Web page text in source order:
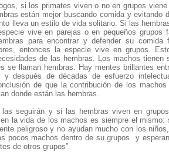
si los primates viven o no en grupos viene
están mejor buscando comida y evitando
lleva un estilo de vida solitario. Si las
vive en parejas o en pequeños grupos
para encontrar y defender su
entonces la especie vive en grupos.
de las hembras. Los machos tienen
se llaman hembras. Hay mentes brillantes
después de décadas de esfuerzo
de que la contribución de los
donde están las hembras.
seguirán y si las hembras viven en
la vida de los machos es siempre el
peligroso y no ayudan mucho con los
pocos machos dentro de su grupos y
de otros grupos”.